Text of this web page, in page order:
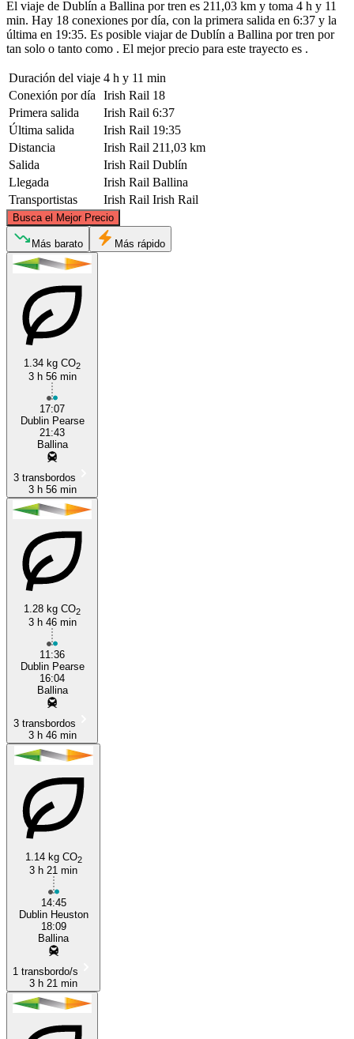
El viaje de Dublín a Ballina por tren es 211,03 km y toma 4 h y 11
min. Hay 18 conexiones por día, con la primera salida en 6:37 y la
última en 19:35. Es posible viajar de Dublín a Ballina por tren por
tan solo o tanto como . El mejor precio para este trayecto es .
Duración del viaje 4 h y 11 min
Conexión por día
Irish Rail 18
Primera salida
Irish Rail 6:37
Última salida
Irish Rail 19:35
Distancia
Irish Rail 211,03 km
Salida
Irish Rail Dublín
Llegada
Irish Rail Ballina
Transportistas
Irish Rail Irish Rail
Busca el Mejor Precio
Ballina
©CARTO
Más barato Más rápido
1.34 kg CO2
3 h 56 min
17:07
Dublin Pearse
21:43
Ballina
3 transbordos
3 h 56 min
1.28 kg CO2
3 h 46 min
11:36
Dublin Pearse
16:04
Ballina
3 transbordos
3 h 46 min
1.14 kg CO2
3 h 21 min
14:45
Dublin Heuston
18:09
Ballina
1 transbordo/s
3 h 21 min